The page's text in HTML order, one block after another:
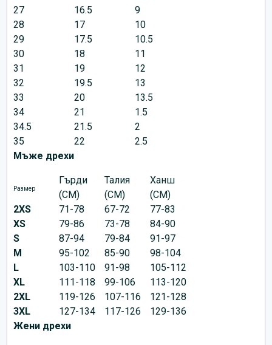
27
16.5
9
28
17
10
29
17.5
10.5
30
18
11
31
19
12
32
19.5
13
33
20
13.5
34
21
1.5
34.5
21.5
2
35
22
2.5
Мъже дрехи
Размер
Гърди
(CM)
Талия
(CM)
Ханш
(CM)
2XS
71-78 67-72
77-83
XS
79-86 73-78
84-90
S
87-94 79-84
91-97
M
95-102 85-90
98-104
L
103-110 91-98
105-112
XL
111-118 99-106
113-120
2XL
119-126 107-116
121-128
3XL
127-134 117-126
129-136
Жени дрехи